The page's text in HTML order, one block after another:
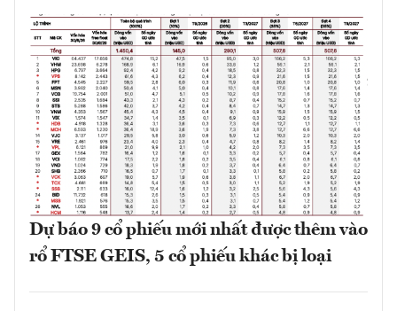
Dự báo 9 cổ phiếu mới nhất được thêm vào
rổ FTSE GEIS, 5 cổ phiếu khác bị loại